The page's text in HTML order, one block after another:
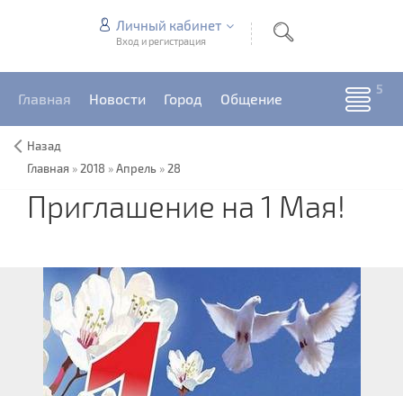
Личный кабинет
Вход и регистрация
Главная Новости Город Общение
Назад
Главная » 2018 »Апрель » 28
Приглашение на 1 Мая!